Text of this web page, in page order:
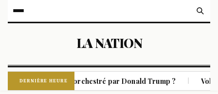
LA NATION
DERNIÈRE HEURE
de Cuba orchestré par Donald Trump ? | Volcan de